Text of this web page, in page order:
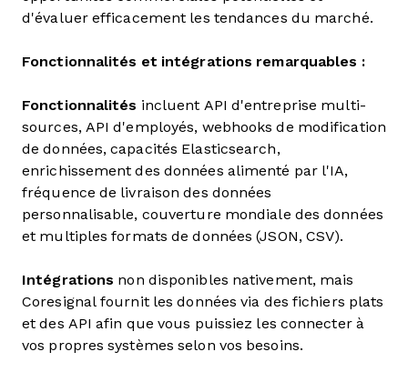
d'évaluer efficacement les tendances du marché.
Fonctionnalités et intégrations remarquables :
Fonctionnalités incluent API d'entreprise multi-
sources, API d'employés, webhooks de modification
de données, capacités Elasticsearch,
enrichissement des données alimenté par l'IA,
fréquence de livraison des données
personnalisable, couverture mondiale des données
et multiples formats de données (JSON, CSV).
Intégrations non disponibles nativement, mais
Coresignal fournit les données via des fichiers plats
et des API afin que vous puissiez les connecter à
vos propres systèmes selon vos besoins.